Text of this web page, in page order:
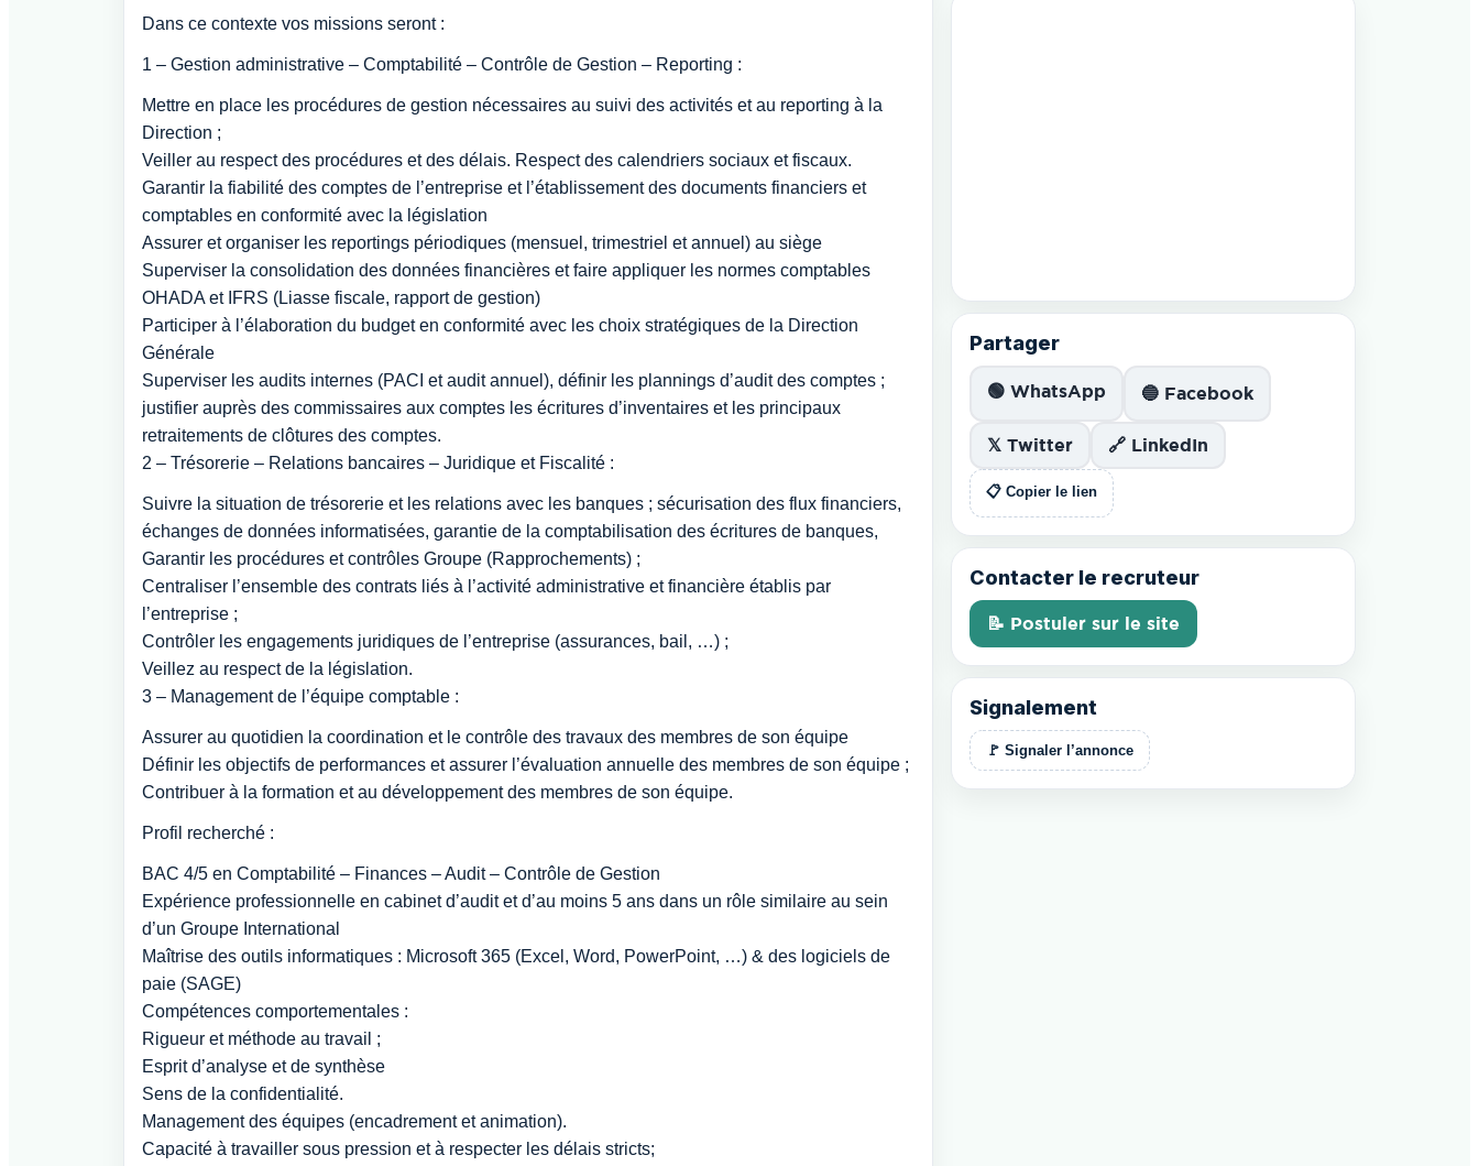
Dans ce contexte vos missions seront :
1 – Gestion administrative – Comptabilité – Contrôle de Gestion – Reporting :
Mettre en place les procédures de gestion nécessaires au suivi des activités et au reporting à la
Direction ;
Veiller au respect des procédures et des délais. Respect des calendriers sociaux et fiscaux.
Garantir la fiabilité des comptes de l’entreprise et l’établissement des documents financiers et
comptables en conformité avec la législation
Assurer et organiser les reportings périodiques (mensuel, trimestriel et annuel) au siège
Superviser la consolidation des données financières et faire appliquer les normes comptables
OHADA et IFRS (Liasse fiscale, rapport de gestion)
Participer à l’élaboration du budget en conformité avec les choix stratégiques de la Direction
Générale
Superviser les audits internes (PACI et audit annuel), définir les plannings d’audit des comptes ;
justifier auprès des commissaires aux comptes les écritures d’inventaires et les principaux
retraitements de clôtures des comptes.
2 – Trésorerie – Relations bancaires – Juridique et Fiscalité :
Suivre la situation de trésorerie et les relations avec les banques ; sécurisation des flux financiers,
échanges de données informatisées, garantie de la comptabilisation des écritures de banques,
Garantir les procédures et contrôles Groupe (Rapprochements) ;
Centraliser l’ensemble des contrats liés à l’activité administrative et financière établis par
l’entreprise ;
Contrôler les engagements juridiques de l’entreprise (assurances, bail, …) ;
Veillez au respect de la législation.
3 – Management de l’équipe comptable :
Assurer au quotidien la coordination et le contrôle des travaux des membres de son équipe
Définir les objectifs de performances et assurer l’évaluation annuelle des membres de son équipe ;
Contribuer à la formation et au développement des membres de son équipe.
Profil recherché :
BAC 4/5 en Comptabilité – Finances – Audit – Contrôle de Gestion
Expérience professionnelle en cabinet d’audit et d’au moins 5 ans dans un rôle similaire au sein
d’un Groupe International
Maîtrise des outils informatiques : Microsoft 365 (Excel, Word, PowerPoint, …) & des logiciels de
paie (SAGE)
Compétences comportementales :
Rigueur et méthode au travail ;
Esprit d’analyse et de synthèse
Sens de la confidentialité.
Management des équipes (encadrement et animation).
Capacité à travailler sous pression et à respecter les délais stricts;
Partager
🟢 WhatsApp 🔵 Facebook
𝕏 Twitter 🔗 LinkedIn
📋 Copier le lien
Contacter le recruteur
📝 Postuler sur le site
Signalement
🚩 Signaler l’annonce